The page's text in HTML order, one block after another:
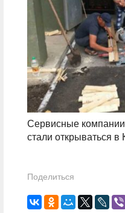
Сервисные
стали открываться в
Поделиться